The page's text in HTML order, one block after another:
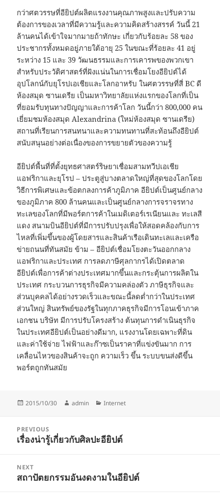
กว่าศตวรรษที่อียิปต์ผลิตแรงงานคุณภาพสูงและปรับความ
ต้องการของเวลาที่มีความรู้และความคิดสร้างสรรค์ วันนี้ 21
ล้านคนได้เข้าใจมากมายถ้าทักษะ เกี่ยวกับร้อยละ 58 ของ
ประชากรทั้งหมดอยู่ภายใต้อายุ 25 ในขณะที่ร้อยละ 41 อยู่
ระหว่าง 15 และ 39 วัฒนธรรมและการเคารพของพวกเขา
สำหรับประวัติศาสตร์ที่ฝังแน่นในการเชื่อมโยงอียิปต์ได้
อุปโลกน์กับยุโรปเอเชียและโลกอาหรับ ในศตวรรษที่สี่ BC ดี
ห้องสมุด ซานเดรีย เป็นมหาวิทยาลัยแห่งแรกของโลกที่เป็น
ที่ยอมรับทุนทางปัญญาและการค้าโลก วันนี้กว่า 800,000 คน
เยี่ยมชมห้องสมุด Alexandrina (ใหม่ห้องสมุด ซานเดรีย)
สถานที่เรียนการสนทนาและความทนทานที่สะท้อนถึงอียิปต์
สนับสนุนอย่างต่อเนื่องของการขยายตัวของความรู้
อียิปต์พื้นที่ที่ตั้งยุทธศาสตร์ริษยาเชื่อมสามทวีปเอเชีย
แอฟริกาและยุโรป – ประตูสู่บางตลาดใหญ่ที่สุดของโลกโดย
วิธีการพิเศษและข้อตกลงการค้าภูมิภาค อียิปต์เป็นศูนย์กลาง
ของภูมิภาค 800 ล้านคนและเป็นศูนย์กลางการจราจรทาง
ทะเลของโลกที่มีพอร์ตการค้าในเมดิเตอร์เรเนียนและ ทะเลสี
แดง สนามบินอียิปต์ที่มีการปรับปรุงเพื่อให้สอดคล้องกับการ
ไหลที่เพิ่มขึ้นของผู้โดยสารและสินค้าเรือเดินทะเลและเครือ
ข่ายถนนที่ทันสมัย ข้าม – อียิปต์เชื่อมโยงตะวันออกกลาง
แอฟริกาและประเทศ การลดภาษีศุลกากรได้เปิดตลาด
อียิปต์เพื่อการค้าต่างประเทศมากขึ้นและกระตุ้นการผลิตใน
ประเทศ กระบวนการธุรกิจมีความคล่องตัว ภาษีธุรกิจและ
ส่วนบุคคลได้อย่างรวดเร็วและขณะนี้ลดต่ำกว่าในประเทศ
ส่วนใหญ่ สินทรัพย์ของรัฐในทุกภาคธุรกิจมีการโอนเข้าภาค
เอกชน บริษัท มีการปรับโครงสร้าง ต้นทุนการดำเนินธุรกิจ
ในประเทศอียิปต์เป็นอย่างดีมาก, แรงงานโดยเฉพาะที่ดิน
และค่าใช้จ่าย ไฟฟ้าและก๊าซเป็นราคาที่แข่งขันมาก การ
เคลื่อนไหวของสินค้าจะถูก ความเร็ว ขึ้น ระบบขนส่งดีขึ้น
พอร์ตถูกทันสมัย
Posted
2015/10/30 Author
admin Categories
Internet
navigation
PREVIOUS
Previous
เรื่องน่ารู้เกี่ยวกับศิลปะอียิปต์
NEXT
Next
สถาปัตยกรรมอันงดงามในอียิปต์